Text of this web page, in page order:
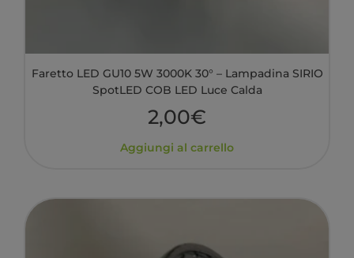
Faretto LED GU10 5W 3000K 30° – Lampadina SIRIO
SpotLED COB LED Luce Calda
2,00€
Aggiungi al carrello